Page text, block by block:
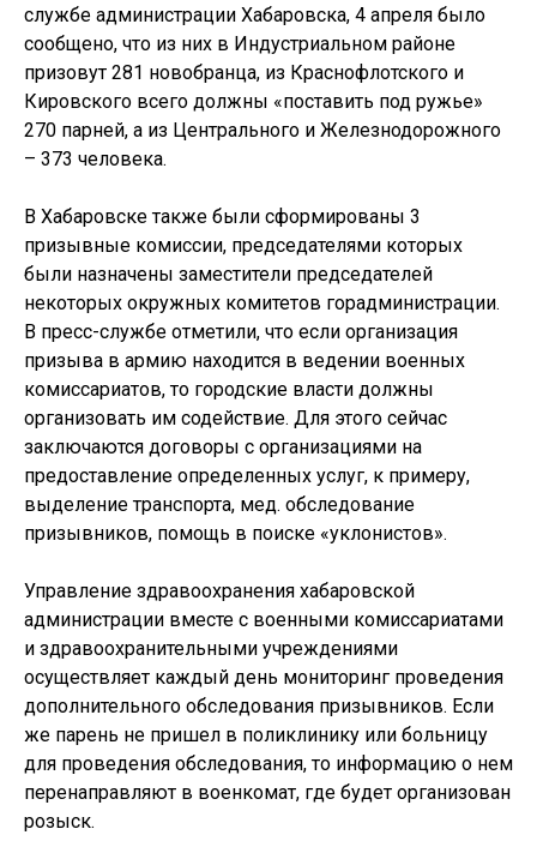
службе администрации Хабаровска, 4 апреля было
сообщено, что из них в Индустриальном районе
призовут 281 новобранца, из Краснофлотского и
Кировского всего должны «поставить под ружье»
270 парней, а из Центрального и Железнодорожного
– 373 человека.
В Хабаровске также были сформированы 3
призывные комиссии, председателями которых
были назначены заместители председателей
некоторых окружных комитетов горадминистрации.
В пресс-службе отметили, что если организация
призыва в армию находится в ведении военных
комиссариатов, то городские власти должны
организовать им содействие. Для этого сейчас
заключаются договоры с организациями на
предоставление определенных услуг, к примеру,
выделение транспорта, мед. обследование
призывников, помощь в поиске «уклонистов».
Управление здравоохранения хабаровской
администрации вместе с военными комиссариатами
и здравоохранительными учреждениями
осуществляет каждый день мониторинг проведения
дополнительного обследования призывников. Если
же парень не пришел в поликлинику или больницу
для проведения обследования, то информацию о нем
перенаправляют в военкомат, где будет организован
розыск.